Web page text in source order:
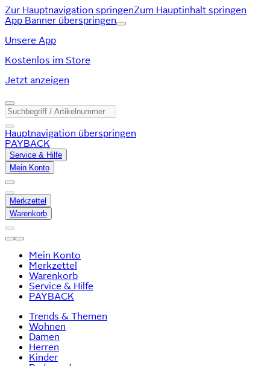
Zur Hauptnavigation springenZum Hauptinhalt springen
App Banner überspringen
Unsere App
Kostenlos im Store
Jetzt anzeigen
Hauptnavigation überspringen
PAYBACK
Service & Hilfe
Mein Konto
Merkzettel
Warenkorb
Mein Konto
Merkzettel
Warenkorb
Service & Hilfe
PAYBACK
Trends & Themen
Wohnen
Damen
Herren
Kinder